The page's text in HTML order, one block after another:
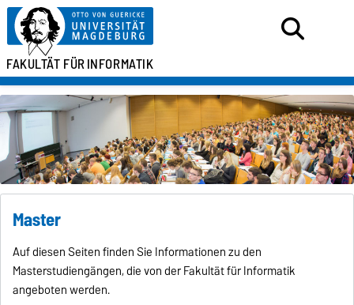
FAKULTÄT FÜRINFORMATIK
Master
Auf diesen Seiten finden Sie Informationen zu den
Masterstudiengängen, die von der Fakultät für Informatik
angeboten werden.